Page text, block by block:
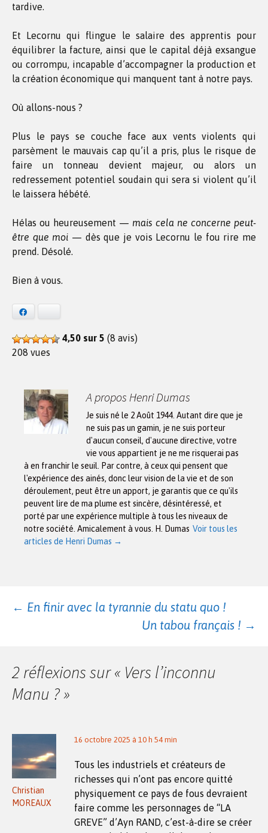
tardive.
Et Lecornu qui flingue le salaire des apprentis pour
équilibrer la facture, ainsi que le capital déjà exsangue
ou corrompu, incapable d’accompagner la production et
la création économique qui manquent tant à notre pays.
Où allons-nous ?
Plus le pays se couche face aux vents violents qui
parsèment le mauvais cap qu’il a pris, plus le risque de
faire un tonneau devient majeur, ou alors un
redressement potentiel soudain qui sera si violent qu’il
le laissera hébété.
Hélas ou heureusement — mais cela ne concerne peut-
être que moi — dès que je vois Lecornu le fou rire me
prend. Désolé.
Bien à vous.
4,50 sur 5 (8 avis)
208 vues
A propos Henri Dumas
Je suis né le 2 Août 1944. Autant dire que je
ne suis pas un gamin, je ne suis porteur
d'aucun conseil, d'aucune directive, votre
vie vous appartient je ne me risquerai pas
à en franchir le seuil. Par contre, à ceux qui pensent que
l'expérience des ainés, donc leur vision de la vie et de son
déroulement, peut être un apport, je garantis que ce qu'ils
peuvent lire de ma plume est sincère, désintéressé, et
porté par une expérience multiple à tous les niveaux de
notre société. Amicalement à vous. H. Dumas Voir tous les
articles de Henri Dumas →
Navigation
articles
← En finir avec la tyrannie du statu quo !
Un tabou français ! →
2 réflexions sur « Vers l’inconnu
Manu ?»
Christian
MOREAUX
16 octobre 2025 à 10 h 54 min
Tous les industriels et créateurs de
richesses qui n’ont pas encore quitté
physiquement ce pays de fous devraient
faire comme les personnages de “LA
GREVE” d’Ayn RAND, c’est-à-dire se créer